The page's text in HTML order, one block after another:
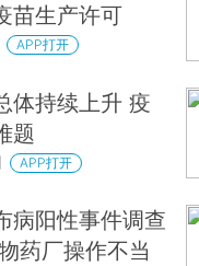
苗生产许可
APP打开
体持续上升 疫
题
APP打开
病阳性事件调查
药厂操作不当